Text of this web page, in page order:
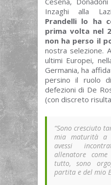
Inzaghi alla
Prandelli lo ha
prima volta nel
non ha perso il
nostra selezione.
ultimi Europei,
Germania, ha
persino il ruolo
defezioni di De
(con discreto
“Sono cresciuto
mia maturità a
avessi
allenatore
tutto, sono
partita e del mio